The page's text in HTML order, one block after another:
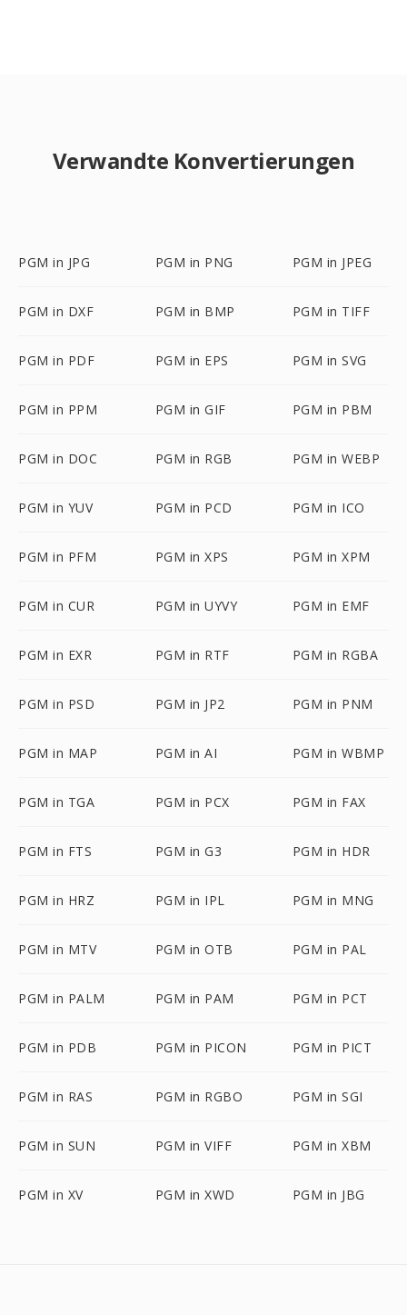
Verwandte Konvertierungen
PGM in JPG PGM in PNG PGM in JPEG
PGM in DXF PGM in BMP PGM in TIFF
PGM in PDF PGM in EPS PGM in SVG
PGM in PPM PGM in GIF PGM in PBM
PGM in DOC PGM in RGB PGM in WEBP
PGM in YUV PGM in PCD PGM in ICO
PGM in PFM PGM in XPS PGM in XPM
PGM in CUR PGM in UYVY PGM in EMF
PGM in EXR PGM in RTF PGM in RGBA
PGM in PSD PGM in JP2 PGM in PNM
PGM in MAP PGM in AI PGM in WBMP
PGM in TGA PGM in PCX PGM in FAX
PGM in FTS PGM in G3 PGM in HDR
PGM in HRZ PGM in IPL PGM in MNG
PGM in MTV PGM in OTB PGM in PAL
PGM in PALM PGM in PAM PGM in PCT
PGM in PDB PGM in PICON PGM in PICT
PGM in RAS PGM in RGBO PGM in SGI
PGM in SUN PGM in VIFF PGM in XBM
PGM in XV PGM in XWD PGM in JBG